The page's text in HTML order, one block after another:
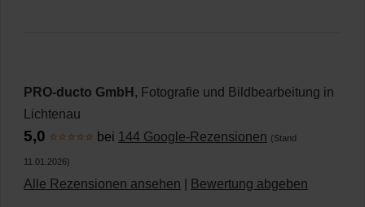
PRO-ducto GmbH , Fotografie und Bildbearbeitung in
Lichtenau
5,0 ⭐⭐⭐⭐⭐ bei 144 Google-Rezensionen (Stand
11.01.2026)
Alle Rezensionen ansehen Bewertung abgeben